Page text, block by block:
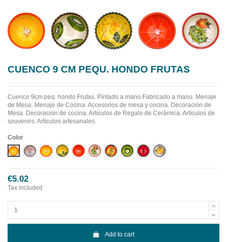
CUENCO 9 CM PEQU. HONDO FRUTAS
Cuenco 9cm peq. hondo Frutas. Pintado a mano.Fabricado a mano. Menaje
de Mesa. Menaje de Cocina. Accesorios de mesa y cocina. Decoración de
Mesa. Decoración de cocina. Artículos de Regalo de Cerámica. Artículos de
souvenirs. Artículos artesanales.
Color
Diseño 1Diseño 10Diseño 2Diseño 3Diseño 4Diseño 5Diseño 6Diseño 7Diseño 8Diseño 9
€5.02
Tax included
Add to cart